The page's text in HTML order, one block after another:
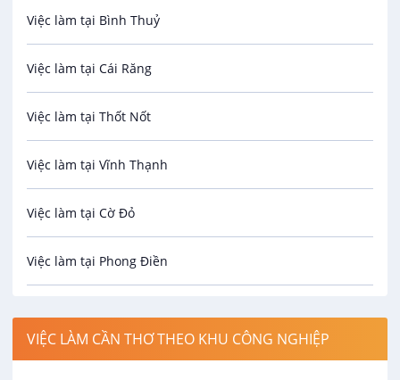
Bảo hiểm
Biên phiên dịch
Bưu chính viễn thông
Cơ khí
Công nghệ sinh học
Công nghệ thực phẩm
Điện / Điện tử / Điện lạnh
Hàng hải / Hàng không
Việc làm tại Bình Thuỷ
Việc làm tại Cái Răng
Việc làm tại Thốt Nốt
Việc làm tại Vĩnh Thạnh
Việc làm tại Cờ Đỏ
Việc làm tại Phong Điền
Việc làm tại Cái Khế
VIỆC LÀM CẦN THƠ THEO KHU CÔNG NGHIỆP